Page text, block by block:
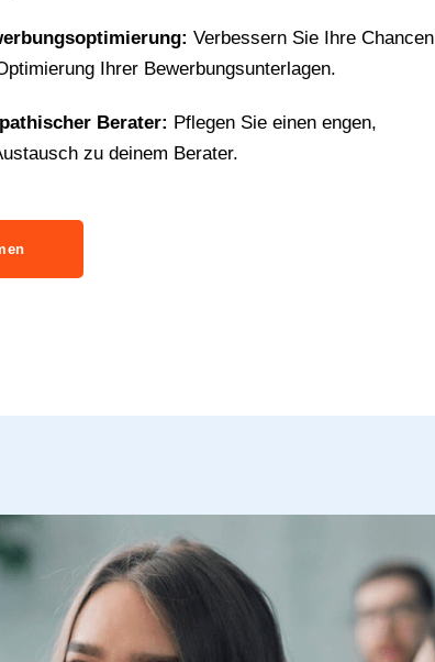
Verbessern Sie Ihre Chancen
Ihrer Bewerbungsunterlagen.
Berater: Pflegen Sie einen engen,
zu deinem Berater.